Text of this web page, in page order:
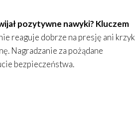
pozytywne nawyki? Kluczem
reaguje dobrze na presję ani krzyk
Nagradzanie za pożądane
bezpieczeństwa.